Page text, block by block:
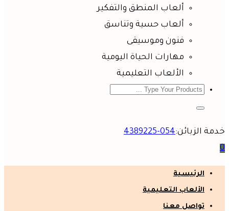
ألعاب المنطق والتفكير
ألعاب حسية وتناسق
فنون وموسيقى
مهارات الحياة اليومية
الألعاب التعليمية
خدمة الزبائن:054-4389225
0
الرئيسية
الألعاب التعليمية
تواصل معنا